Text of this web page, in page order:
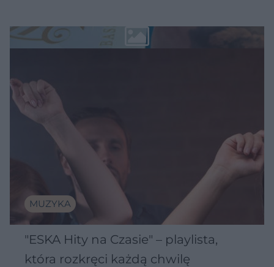
MUZYKA
"ESKA Hity na Czasie" – playlista,
która rozkręci każdą chwilę